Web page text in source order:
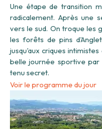
Une étape de transition
radicalement. Après une
vers le sud. On troque les
les forêts de pins
jusqu'aux criques
belle journée sportive par
tenu secret.
Voir le programme du jour